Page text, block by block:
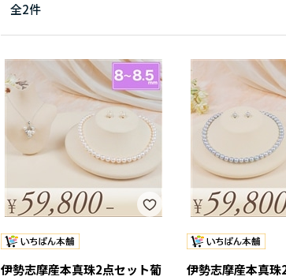
全2件
伊勢志摩産本真珠2点セット葡
伊勢志摩産本真珠